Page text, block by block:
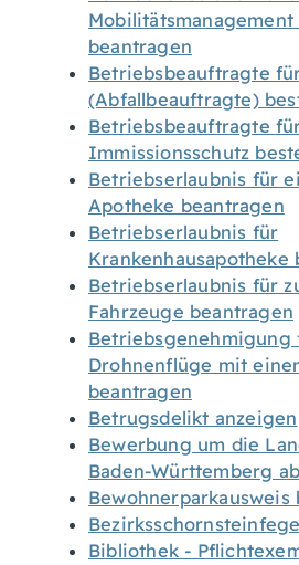
beantragen
Betriebsbeauftragte
(Abfallbeauftragte)
Betriebsbeauftragte
Immissionsschutz
Betriebserlaubnis für
Apotheke beantragen
Betriebserlaubnis für
Krankenhausapotheke
Betriebserlaubnis für
Fahrzeuge beantragen
Betriebsgenehmigung
Drohnenflüge mit
beantragen
Betrugsdelikt anzeigen
Bewerbung um die
Baden-Württemberg
Bewohnerparkausweis
Bibliothek -